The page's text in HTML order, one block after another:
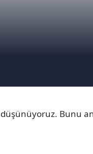
düşünüyoruz. Bunu